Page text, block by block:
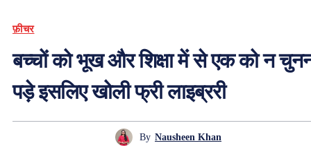
फ़ीचर
बच्चों को भूख और शिक्षा में से एक को न
पड़े इसलिए खोली फ्री लाइब्ररी
By Nausheen Khan